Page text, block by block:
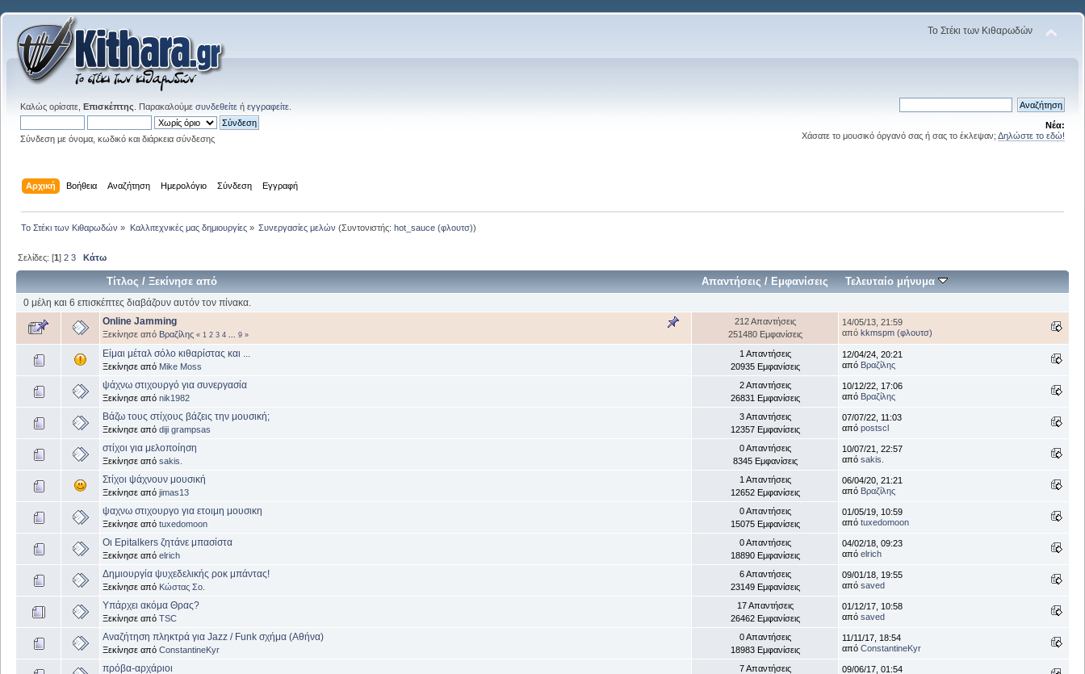
Το Στέκι των Κιθαρωδών
Καλώς ορίσατε, Επισκέπτης . Παρακαλούμε συνδεθείτε ή εγγραφείτε
Σύνδεση με όνομα, κωδικό και διάρκεια σύνδεσης
Νέα:
Χάσατε το μουσικό όργανό σας ή σας το έκλεψαν; Δηλώστε το εδώ!
Αρχική Βοήθεια Αναζήτηση Ημερολόγιο Σύνδεση Εγγραφή
Το Στέκι των Κιθαρωδών » Καλλιτεχνικές μας δημιουργίες» Συνεργασίες μελών (Συντονιστής: hot_sauce (φλουτσ))
Σελίδες: [1]2 3 Κάτω
Τίτλος /Ξεκίνησε από Απαντήσεις / Εμφανίσεις Τελευταίο μήνυμα
0 μέλη και 6 επισκέπτες διαβάζουν αυτόν τον πίνακα.
Online Jamming
Ξεκίνησε από Βραζίλης « 1 2 3 4 9 »
212 Απαντήσεις
251480 Εμφανίσεις
14/05/13, 21:59
από kkmspm (φλουτσ)
Είμαι μέταλ σόλο κιθαρίστας και ...
Ξεκίνησε από Mike Moss
1 Απαντήσεις
20935 Εμφανίσεις
12/04/24, 20:21
από Βραζίλης
ψάχνω στιχουργό για συνεργασία
Ξεκίνησε από nik1982
2 Απαντήσεις
26831 Εμφανίσεις
10/12/22, 17:06
από Βραζίλης
Βάζω τους στίχους βάζεις την μουσική;
Ξεκίνησε από diji grampsas
3 Απαντήσεις
12357 Εμφανίσεις
07/07/22, 11:03
από postscl
στίχοι για μελοποίηση
Ξεκίνησε από sakis.
0 Απαντήσεις
8345 Εμφανίσεις
10/07/21, 22:57
από sakis.
Στίχοι ψάχνουν μουσική
Ξεκίνησε από jimas13
1 Απαντήσεις
12652 Εμφανίσεις
06/04/20, 21:21
από Βραζίλης
ψαχνω στιχουργο για ετοιμη μουσικη
Ξεκίνησε από tuxedomoon
0 Απαντήσεις
15075 Εμφανίσεις
01/05/19, 10:59
από tuxedomoon
Οι Epitalkers ζητάνε μπασίστα
Ξεκίνησε από elrich
0 Απαντήσεις
18890 Εμφανίσεις
04/02/18, 09:23
από elrich
Δημιουργία ψυχεδελικής ροκ μπάντας!
Ξεκίνησε από Κώστας Σο.
6 Απαντήσεις
23149 Εμφανίσεις
09/01/18, 19:55
από saved
Υπάρχει ακόμα Θρας?
Ξεκίνησε από TSC
17 Απαντήσεις
26462 Εμφανίσεις
01/12/17, 10:58
από saved
Αναζήτηση πληκτρά για Jazz / Funk σχήμα (Αθήνα)
Ξεκίνησε από ConstantineKyr
0 Απαντήσεις
18983 Εμφανίσεις
11/11/17, 18:54
από ConstantineKyr
πρόβα-αρχάριοι
7 Απαντήσεις
09/06/17, 01:54